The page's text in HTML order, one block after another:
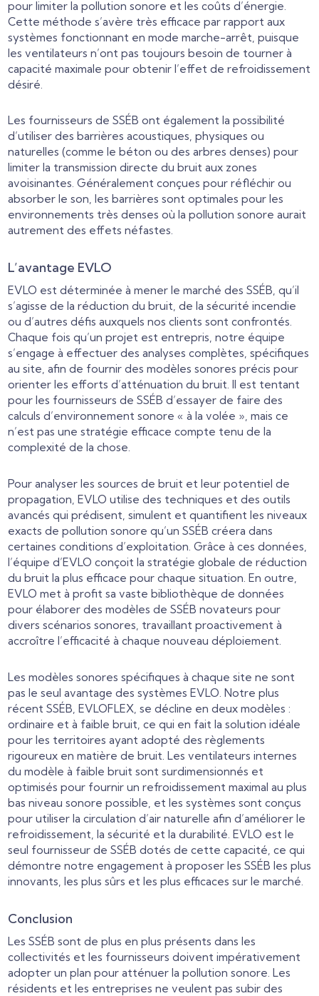
pour limiter la pollution sonore et les coûts d’énergie.
Cette méthode s’avère très efficace par rapport aux
systèmes fonctionnant en mode marche-arrêt, puisque
les ventilateurs n’ont pas toujours besoin de tourner à
capacité maximale pour obtenir l’effet de refroidissement
désiré.
Les fournisseurs de SSÉB ont également la possibilité
d’utiliser des barrières acoustiques, physiques ou
naturelles (comme le béton ou des arbres denses) pour
limiter la transmission directe du bruit aux zones
avoisinantes. Généralement conçues pour réfléchir ou
absorber le son, les barrières sont optimales pour les
environnements très denses où la pollution sonore aurait
autrement des effets néfastes.
L’avantage EVLO
EVLO est déterminée à mener le marché des SSÉB, qu’il
s’agisse de la réduction du bruit, de la sécurité incendie
ou d’autres défis auxquels nos clients sont confrontés.
Chaque fois qu’un projet est entrepris, notre équipe
s’engage à effectuer des analyses complètes, spécifiques
au site, afin de fournir des modèles sonores précis pour
orienter les efforts d’atténuation du bruit. Il est tentant
pour les fournisseurs de SSÉB d’essayer de faire des
calculs d’environnement sonore « à la volée », mais ce
n’est pas une stratégie efficace compte tenu de la
complexité de la chose.
Pour analyser les sources de bruit et leur potentiel de
propagation, EVLO utilise des techniques et des outils
avancés qui prédisent, simulent et quantifient les niveaux
exacts de pollution sonore qu’un SSÉB créera dans
certaines conditions d’exploitation. Grâce à ces données,
l’équipe d’EVLO conçoit la stratégie globale de réduction
du bruit la plus efficace pour chaque situation. En outre,
EVLO met à profit sa vaste bibliothèque de données
pour élaborer des modèles de SSÉB novateurs pour
divers scénarios sonores, travaillant proactivement à
accroître l’efficacité à chaque nouveau déploiement.
Les modèles sonores spécifiques à chaque site ne sont
pas le seul avantage des systèmes EVLO. Notre plus
récent SSÉB, EVLOFLEX, se décline en deux modèles :
ordinaire et à faible bruit, ce qui en fait la solution idéale
pour les territoires ayant adopté des règlements
rigoureux en matière de bruit. Les ventilateurs internes
du modèle à faible bruit sont surdimensionnés et
optimisés pour fournir un refroidissement maximal au plus
bas niveau sonore possible, et les systèmes sont conçus
pour utiliser la circulation d’air naturelle afin d’améliorer le
refroidissement, la sécurité et la durabilité. EVLO est le
seul fournisseur de SSÉB dotés de cette capacité, ce qui
démontre notre engagement à proposer les SSÉB les plus
innovants, les plus sûrs et les plus efficaces sur le marché.
Conclusion
Les SSÉB sont de plus en plus présents dans les
collectivités et les fournisseurs doivent impérativement
adopter un plan pour atténuer la pollution sonore. Les
résidents et les entreprises ne veulent pas subir des